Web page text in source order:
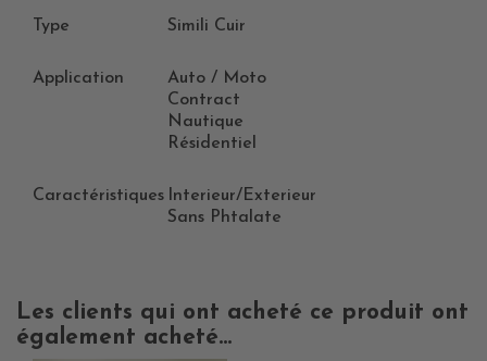
Type Simili Cuir
Application
Auto / Moto
Contract
Nautique
Résidentiel
Caractéristiques Interieur/Exterieur
Sans Phtalate
Les clients qui ont acheté ce produit ont
également acheté...